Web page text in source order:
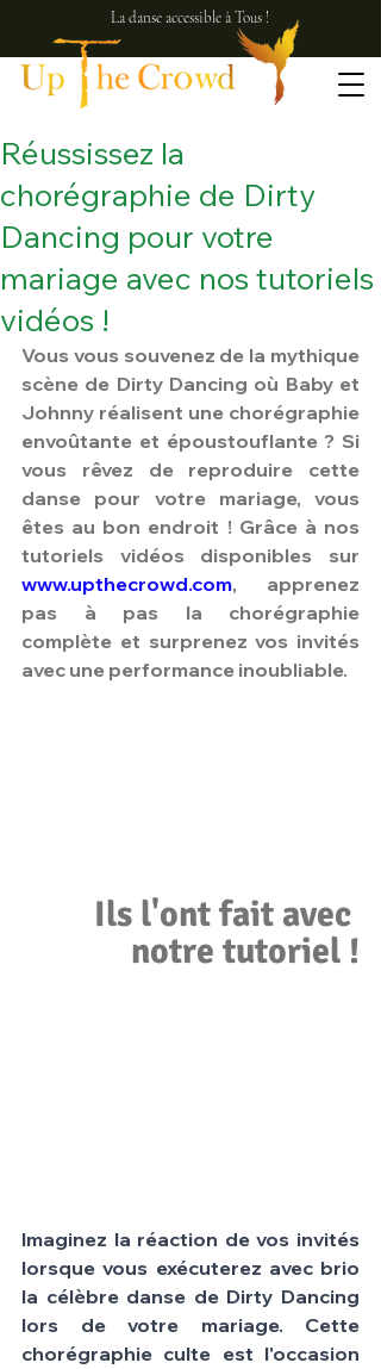
La danse accessible à Tous !
Réussissez la
chorégraphie de Dirty
Dancing pour votre
mariage avec nos tutoriels
vidéos !
Vous vous souvenez de la mythique
scène de Dirty Dancing où Baby et
Johnny réalisent une chorégraphie
envoûtante et époustouflante ? Si
vous rêvez de reproduire cette
danse pour votre mariage, vous
êtes au bon endroit ! Grâce à nos
www.upthecrowd.com, apprenez
pas à pas la chorégraphie
complète et surprenez vos invités
avec une performance inoubliable.
Ils l'ont fait avec
notre tutoriel !
Imaginez la réaction de vos invités
lorsque vous exécuterez avec brio
la célèbre danse de Dirty Dancing
lors de votre mariage. Cette
chorégraphie culte est l'occasion